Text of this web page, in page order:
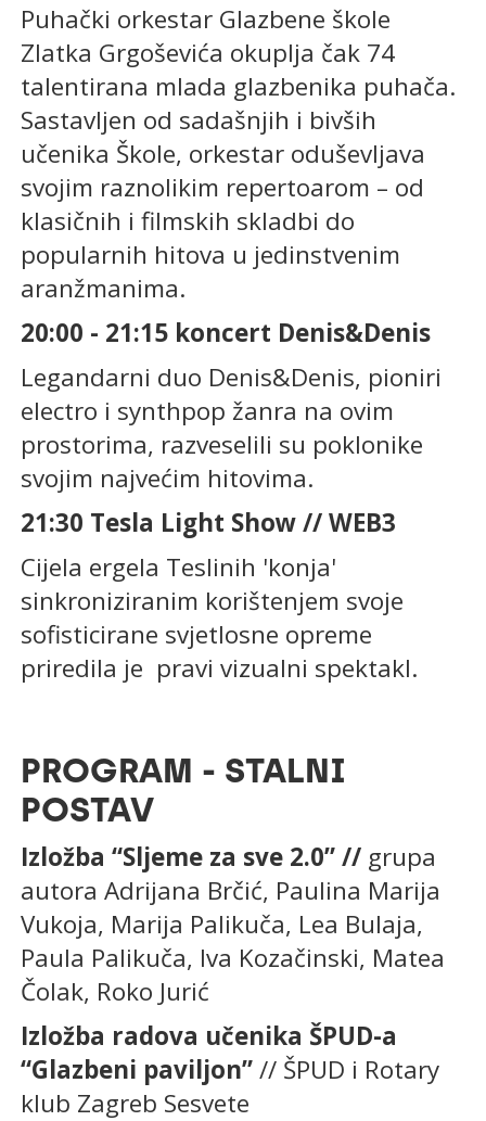
Puhački orkestar Glazbene škole
Zlatka Grgoševića okuplja čak 74
talentirana mlada glazbenika puhača.
Sastavljen od sadašnjih i bivših
učenika Škole, orkestar oduševljava
svojim raznolikim repertoarom – od
klasičnih i filmskih skladbi do
popularnih hitova u jedinstvenim
aranžmanima.
20:00 - 21:15 koncert Denis&Denis
Legandarni duo Denis&Denis, pioniri
electro i synthpop žanra na ovim
prostorima, razveselili su poklonike
svojim najvećim hitovima.
21:30 Tesla Light Show // WEB3
Cijela ergela Teslinih 'konja'
sinkroniziranim korištenjem svoje
sofisticirane svjetlosne opreme
priredila je pravi vizualni spektakl.
PROGRAM - STALNI
POSTAV
Izložba “Sljeme za sve 2.0” // grupa
autora Adrijana Brčić, Paulina Marija
Vukoja, Marija Palikuča, Lea Bulaja,
Paula Palikuča, Iva Kozačinski, Matea
Čolak, Roko Jurić
Izložba radova učenika ŠPUD-a
“Glazbeni paviljon”// ŠPUD i Rotary
klub Zagreb Sesvete